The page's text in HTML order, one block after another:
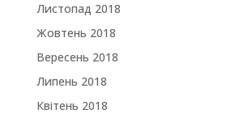
Листопад 2018
Жовтень 2018
Вересень 2018
Липень 2018
Квітень 2018